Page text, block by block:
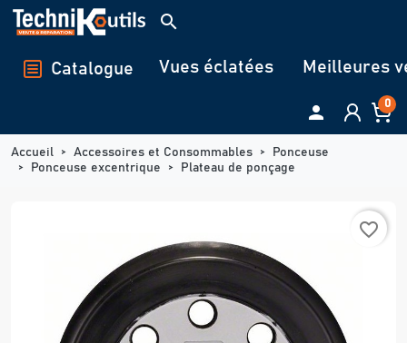
Panneau de gestion des cookies
search
Catalogue Vues éclatées Meilleures
 0
Accueil Accessoires et Consommables
Ponceuse
Ponceuse excentrique
Plateau de ponçage
favorite_border